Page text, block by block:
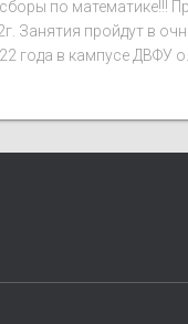
по математике!!!
Занятия пройдут в
года в кампусе ДВФУ о.